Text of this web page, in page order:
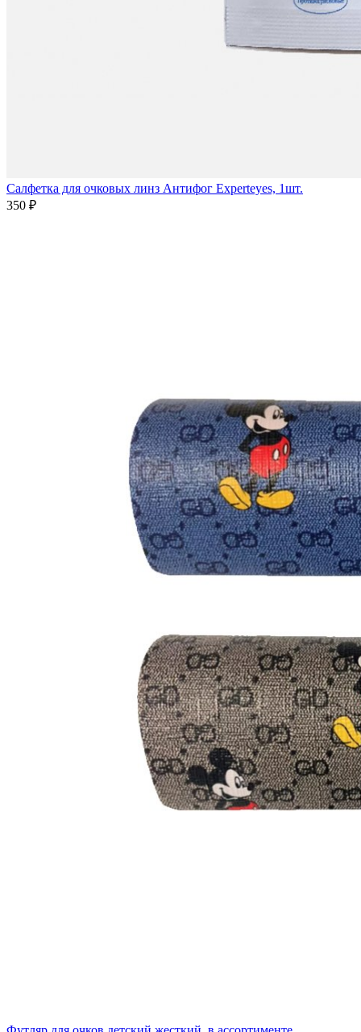
Салфетка для очковых линз Антифог Experteyes, 1шт.
350 ₽